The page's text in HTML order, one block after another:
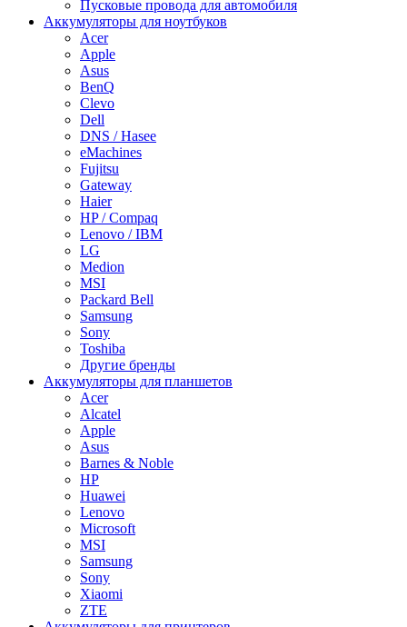
Пусковые провода для автомобиля
Аккумуляторы для ноутбуков
Acer
Apple
Asus
BenQ
Clevo
Dell
DNS / Hasee
eMachines
Fujitsu
Gateway
Haier
HP / Compaq
Lenovo / IBM
LG
Medion
MSI
Packard Bell
Samsung
Sony
Toshiba
Другие бренды
Аккумуляторы для планшетов
Acer
Alcatel
Apple
Asus
Barnes & Noble
HP
Huawei
Lenovo
Microsoft
MSI
Samsung
Sony
Xiaomi
ZTE